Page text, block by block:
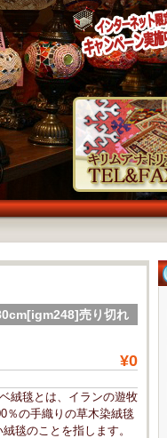
売り切れ
¥0
絨毯とは、イランの遊牧
％の手織りの草木染絨毯
毯のことを指します。